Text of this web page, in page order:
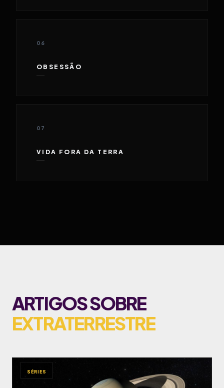
06
OBSESSÃO
07
VIDA FORA DA TERRA
ARTIGOS SOBRE
EXTRATERRESTRE
SÉRIES